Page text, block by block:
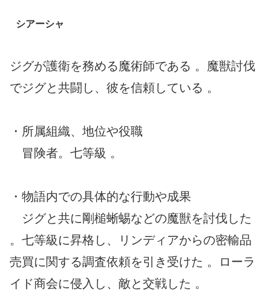
シアーシャ
ジグが護衛を務める魔術師である 。魔獣討伐
でジグと共闘し、彼を信頼している 。
・所属組織、地位や役職
冒険者。七等級 。
・物語内での具体的な行動や成果
ジグと共に剛槌蜥蜴などの魔獣を討伐した
。七等級に昇格し、リンディアからの密輸品
売買に関する調査依頼を引き受けた 。ローラ
イド商会に侵入し、敵と交戦した 。